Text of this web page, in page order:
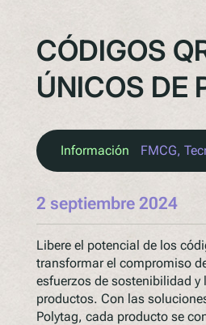
CÓDIGOS
ÚNICOS DE
Información FMCG,
2 septiembre 2024
Libere el potencial de los
transformar el compromiso
esfuerzos de sostenibilidad
productos. Con las
Polytag, cada producto se